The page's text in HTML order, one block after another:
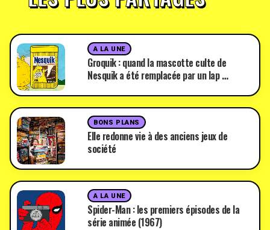
A LA UNE
Groquik : quand la mascotte culte de
Nesquik a été remplacée par un lap …
BONS PLANS
Elle redonne vie à des anciens jeux de
société
A LA UNE
Spider-Man : les premiers épisodes de la
série animée (1967)